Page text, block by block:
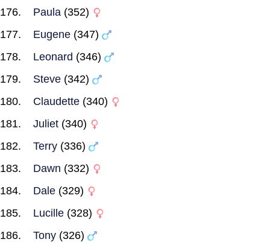
Paula (352)
Eugene (347)
Leonard (346)
Steve (342)
Claudette (340)
Juliet (340)
Terry (336)
Dawn (332)
Dale (329)
Lucille (328)
Tony (326)